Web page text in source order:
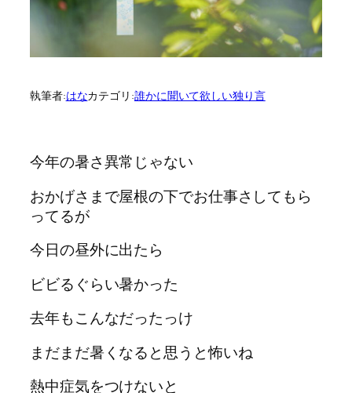
執筆者:はなカテゴリ:誰かに聞いて欲しい独り言
今年の暑さ異常じゃない
おかげさまで屋根の下でお仕事さしてもら
ってるが
今日の昼外に出たら
ビビるぐらい暑かった
去年もこんなだったっけ
まだまだ暑くなると思うと怖いね
熱中症気をつけないと